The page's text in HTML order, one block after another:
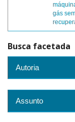
gás
Busca facetada
Autoria
Assunto